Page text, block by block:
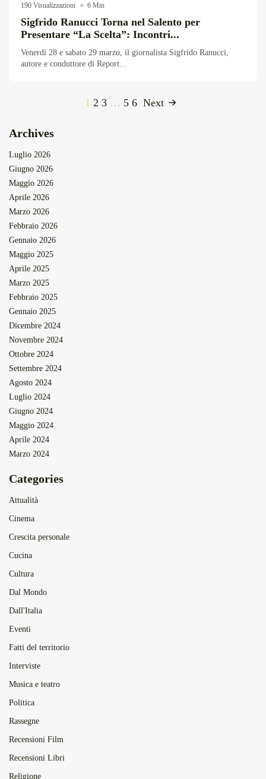
190 Visualizzazioni 6 Min
Sigfrido Ranucci Torna nel Salento per
Presentare “La Scelta”: Incontri...
Venerdì 28 e sabato 29 marzo, il giornalista Sigfrido Ranucci,
autore e conduttore di Report...
1 2 3 … 5 6 Next
Archives
Luglio 2026
Giugno 2026
Maggio 2026
Aprile 2026
Marzo 2026
Febbraio 2026
Gennaio 2026
Maggio 2025
Aprile 2025
Marzo 2025
Febbraio 2025
Gennaio 2025
Dicembre 2024
Novembre 2024
Ottobre 2024
Settembre 2024
Agosto 2024
Luglio 2024
Giugno 2024
Maggio 2024
Aprile 2024
Marzo 2024
Categories
Attualità
Cinema
Crescita personale
Cucina
Cultura
Dal Mondo
Dall'Italia
Eventi
Fatti del territorio
Interviste
Musica e teatro
Politica
Rassegne
Recensioni Film
Recensioni Libri
Religione